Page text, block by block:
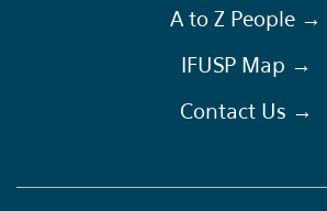
A to Z People →
IFUSP Map →
Contact Us →